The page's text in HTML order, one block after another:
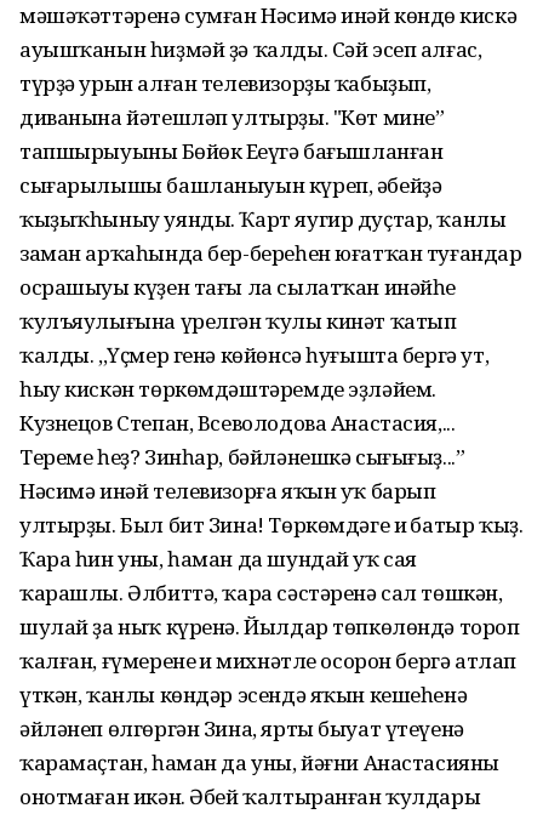
мәшәҡәттәренә сумған Нәсимә инәй көндөң кискә
ауышҡанын һиҙмәй ҙә ҡалды. Сәй эсеп алғас,
түрҙә урын алған телевизорҙы ҡабыҙып,
диванына йәтешләп ултырҙы. "Көт мине”
тапшырыуының Бөйөк Еңеүгә бағышланған
сығарылышы башланыуын күреп, әбейҙә
ҡыҙыҡһыныу уянды. Ҡарт яугир дуҫтар, ҡанлы
заман арҡаһында бер-береһен юғатҡан туғандар
осрашыуы күҙен тағы ла сылатҡан инәйһең
ҡулъяулығына үрелгән ҡулы кинәт ҡатып
ҡалды. ,,Үҫмер генә көйөнсә һуғышта бергә ут,
һыу кискән төркөмдәштәремде эҙләйем.
Кузнецов Степан, Всеволодова Анастасия,...
Тереме һеҙ? Зинһар, бәйләнешкә сығығыҙ...”
Нәсимә инәй телевизорға яҡын уҡ барып
ултырҙы. Был бит Зина! Төркөмдәге иң батыр ҡыҙ.
Ҡара һин уны, һаман да шундай уҡ сая
ҡарашлы. Әлбиттә, ҡара сәстәренә сал төшкән,
шулай ҙа ныҡ күренә. Йылдар төпкөлөндә тороп
ҡалған, ғүмеренең иң михнәтле осорон бергә атлап
үткән, ҡанлы көндәр эсендә яҡын кешеһенә
әйләнеп өлгөргән Зина, ярты быуат үтеүенә
ҡарамаҫтан, һаман да уны, йәғни Анастасияны
онотмаған икән. Әбей ҡалтыранған ҡулдары